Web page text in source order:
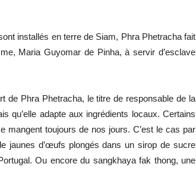
installés en terre de Siam, Phra Phetracha fait
Maria Guyomar de Pinha, à servir d’esclave
de Phra Phetracha, le titre de responsable de la
qu’elle adapte aux ingrédients locaux. Certains
mangent toujours de nos jours. C’est le cas par
jaunes d’œufs plongés dans un sirop de sucre
Ou encore du sangkhaya fak thong, une